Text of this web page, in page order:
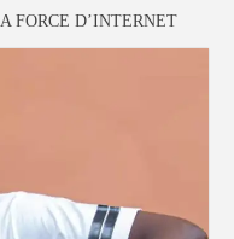
FORCE D’INTERNET